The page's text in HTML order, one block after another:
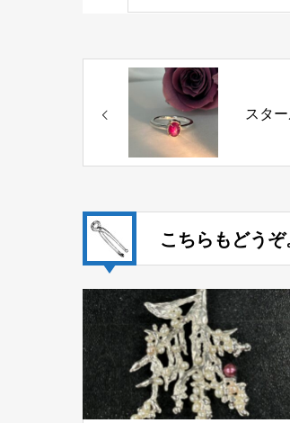
スタ
こちらもどうぞ